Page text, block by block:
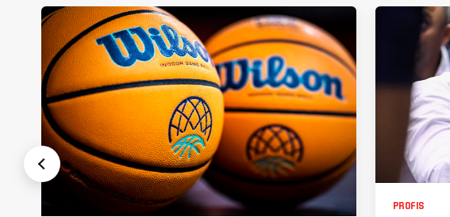
PROFIS